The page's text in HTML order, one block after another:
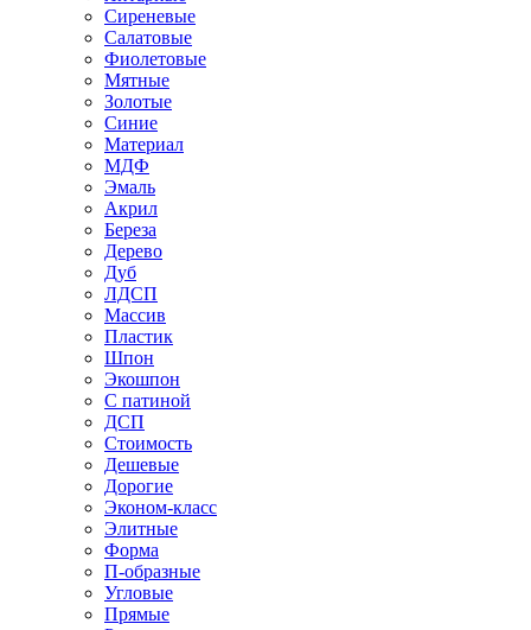
Сиреневые
Салатовые
Фиолетовые
Мятные
Золотые
Синие
Материал
МДФ
Эмаль
Акрил
Береза
Дерево
Дуб
ЛДСП
Массив
Пластик
Шпон
Экошпон
С патиной
ДСП
Стоимость
Дешевые
Дорогие
Эконом-класс
Элитные
Форма
П-образные
Угловые
Прямые